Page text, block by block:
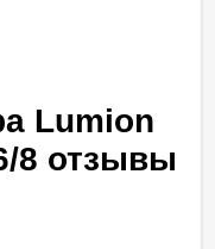
Lumion
8 отзывы